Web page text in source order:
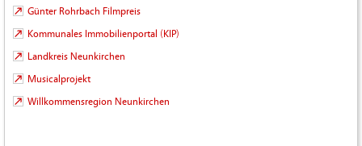
Günter Rohrbach Filmpreis
Kommunales Immobilienportal (KIP)
Landkreis Neunkirchen
Musicalprojekt
Willkommensregion Neunkirchen